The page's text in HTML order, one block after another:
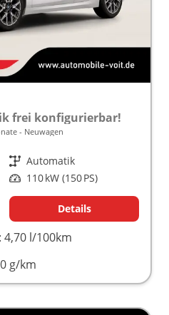
frei konfigurierbar!
Neuwagen
Getriebe Automatik
Leistung 110 kW (150 PS)
Details
4,70 l/100km
g/km